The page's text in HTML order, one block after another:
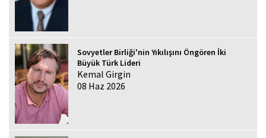
Sovyetler Birliği'nin Yıkılışını Öngören İki
Büyük Türk Lideri
Kemal Girgin
08 Haz 2026